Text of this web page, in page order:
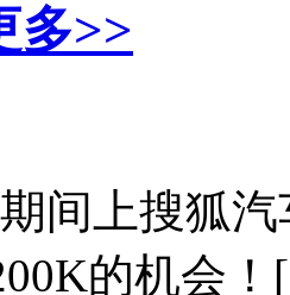
多>>
间上搜狐汽
的机会！[